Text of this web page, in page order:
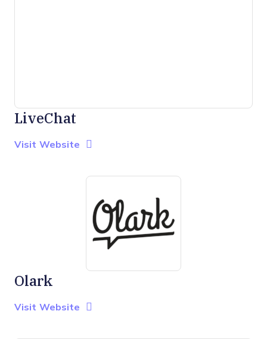
LiveChat
Visit Website Opens New Window
Olark
Visit Website Opens New Window